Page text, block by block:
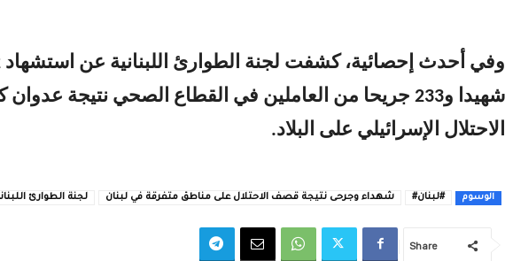
شهيدا و233 جريحا من العاملين في القطاع الصحي نتيجة عدوان
الاحتلال الإسرائيلي على البلاد.
الوسوم #لبنان# شهداء وجرحى نتيجة قصف الاحتلال على مناطق متفرقة في لبنان لجنة الطوارئ
Share